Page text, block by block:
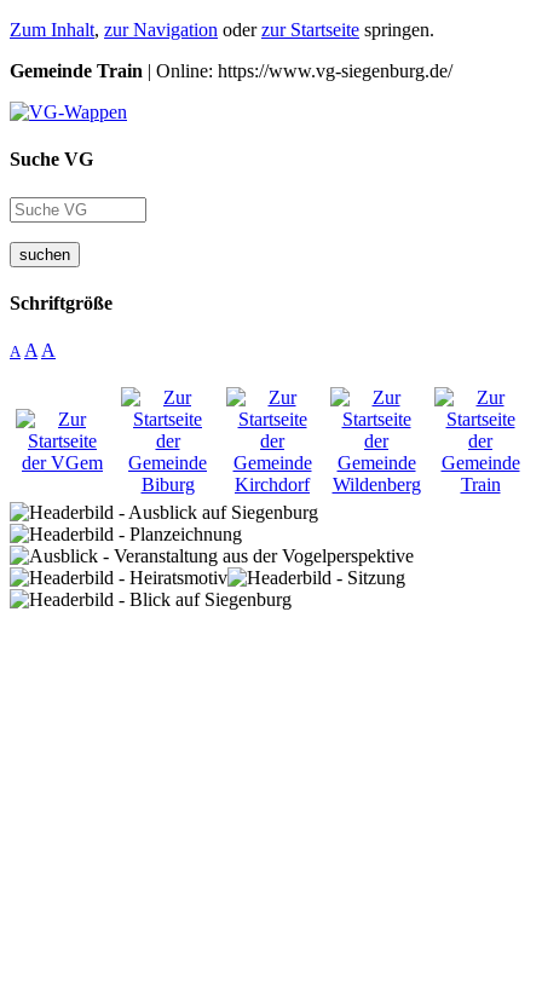
Zum Inhalt, zur Navigation oderzur Startseite springen.
Gemeinde Train | Online: https://www.vg-siegenburg.de/
Suche VG
suchen
Schriftgröße
A A A